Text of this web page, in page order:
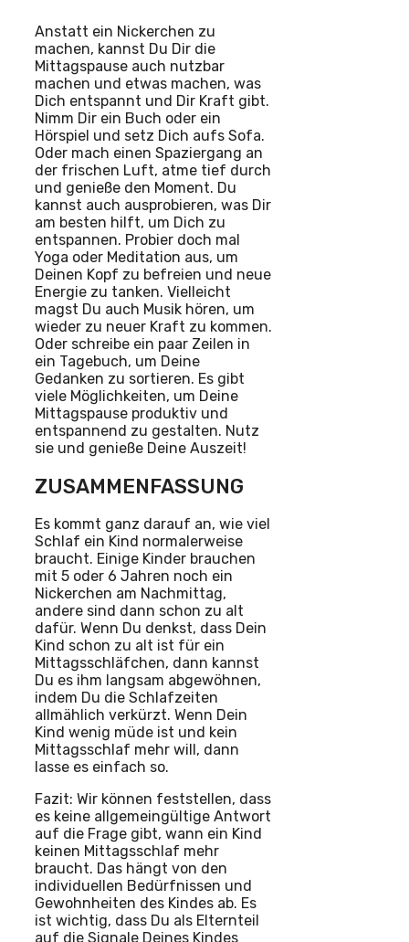
Anstatt ein Nickerchen zu
machen, kannst Du Dir die
Mittagspause auch nutzbar
machen und etwas machen, was
Dich entspannt und Dir Kraft gibt.
Nimm Dir ein Buch oder ein
Hörspiel und setz Dich aufs Sofa.
Oder mach einen Spaziergang an
der frischen Luft, atme tief durch
und genieße den Moment. Du
kannst auch ausprobieren, was Dir
am besten hilft, um Dich zu
entspannen. Probier doch mal
Yoga oder Meditation aus, um
Deinen Kopf zu befreien und neue
Energie zu tanken. Vielleicht
magst Du auch Musik hören, um
wieder zu neuer Kraft zu kommen.
Oder schreibe ein paar Zeilen in
ein Tagebuch, um Deine
Gedanken zu sortieren. Es gibt
viele Möglichkeiten, um Deine
Mittagspause produktiv und
entspannend zu gestalten. Nutz
sie und genieße Deine Auszeit!
ZUSAMMENFASSUNG
Es kommt ganz darauf an, wie viel
Schlaf ein Kind normalerweise
braucht. Einige Kinder brauchen
mit 5 oder 6 Jahren noch ein
Nickerchen am Nachmittag,
andere sind dann schon zu alt
dafür. Wenn Du denkst, dass Dein
Kind schon zu alt ist für ein
Mittagsschläfchen, dann kannst
Du es ihm langsam abgewöhnen,
indem Du die Schlafzeiten
allmählich verkürzt. Wenn Dein
Kind wenig müde ist und kein
Mittagsschlaf mehr will, dann
lasse es einfach so.
Fazit: Wir können feststellen, dass
es keine allgemeingültige Antwort
auf die Frage gibt, wann ein Kind
keinen Mittagsschlaf mehr
braucht. Das hängt von den
individuellen Bedürfnissen und
Gewohnheiten des Kindes ab. Es
ist wichtig, dass Du als Elternteil
auf die Signale Deines Kindes